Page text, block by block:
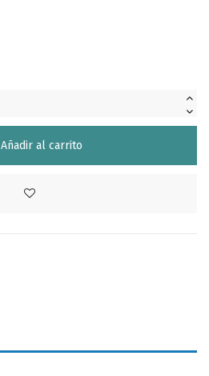
Añadir al carrito